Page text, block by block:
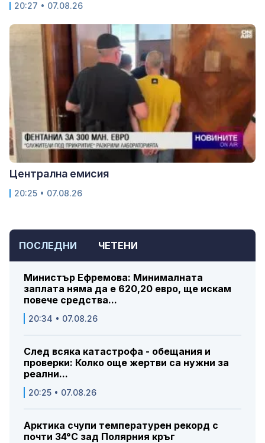
ПОСЛЕДНИ ЧЕТЕНИ
Министър Ефремова: Минималната
заплата няма да е 620,20 евро, ще искам
повече средства...
20:34 • 07.08.26
След всяка катастрофа - обещания и
проверки: Колко още жертви са нужни за
реални...
20:25 • 07.08.26
Арктика счупи температурен рекорд с
почти 34°C зад Полярния кръг
20:27 • 07.08.26
Централна емисия
20:25 • 07.08.26